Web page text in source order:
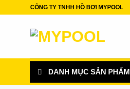
CÔNG TY TNHH HỒ BƠI MYPOOL
DANH MỤC SẢN PHẨM